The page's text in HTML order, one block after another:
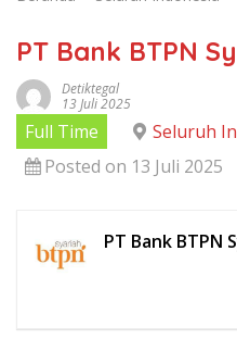
PT Bank BTPN
Detiktegal
13 Juli 2025
Full Time
Seluruh
Posted on 13 Juli 2025
PT Bank BTPN